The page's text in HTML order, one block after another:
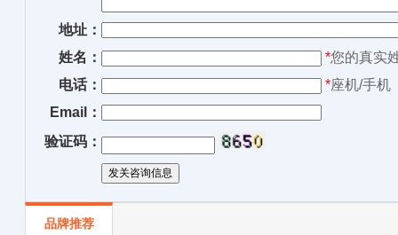
地址：
姓名：
*您的真实
电话：
*座机/手机
Email：
验证码：
品牌推荐